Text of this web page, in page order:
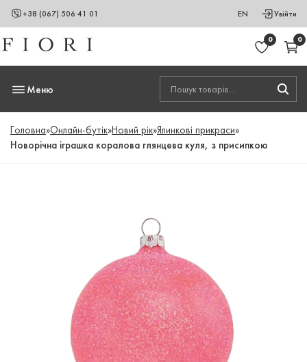
+38 (067) 506 41 01 EN Увійти
0 0
Меню
Головна»Онлайн-бутік»Новий рік»Ялинкові прикраси»
Новорічна іграшка коралова глянцева куля, з присипкою